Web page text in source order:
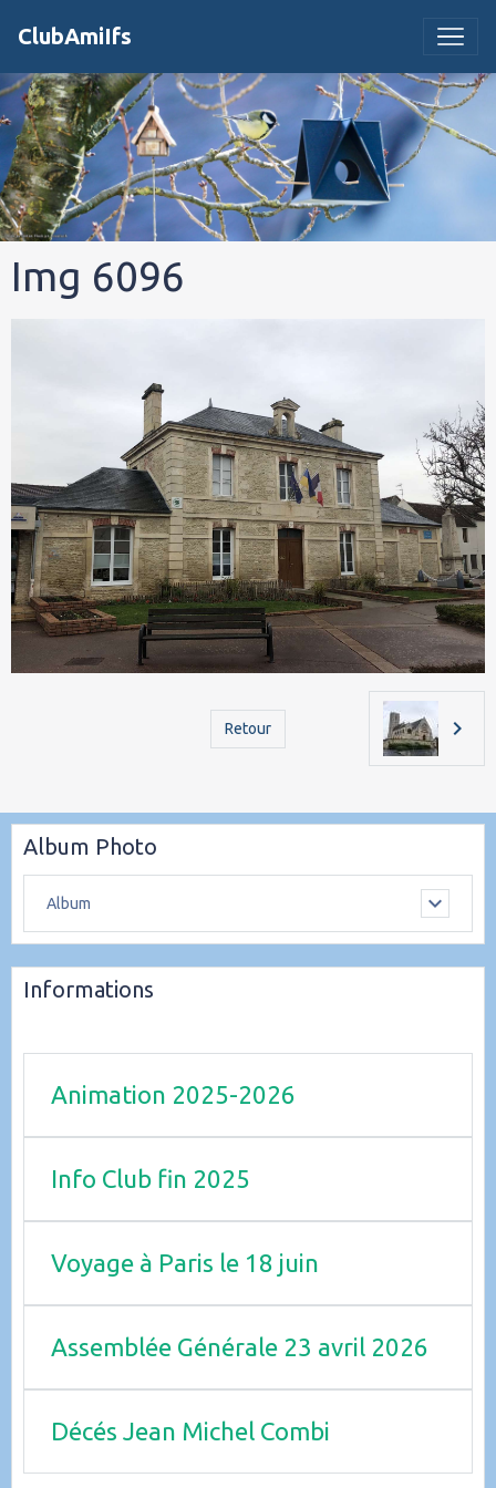
ClubAmiIfs
Img 6096
Retour
Album Photo
Album
Informations
Animation 2025-2026
Info Club fin 2025
Voyage à Paris le 18 juin
Assemblée Générale 23 avril 2026
Décés Jean Michel Combi